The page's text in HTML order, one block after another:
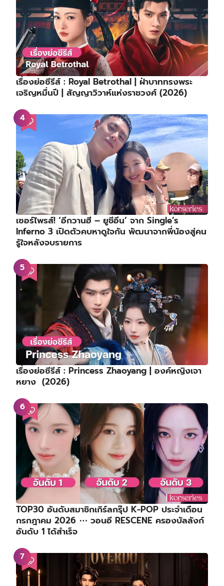
เรื่องย่อซีรีส์ : Royal Betrothal | ฝ่าบาททรงพระ
เจริญหมื่นปี | สัญญาวิวาห์แห่งราชวงศ์ (2026)
เซอร์ไพรส์! ‘อีกวานฮี – ยูชีอึน’ จาก Single’s
Inferno 3 เปิดตัวคบหาดูใจกัน พัฒนาจากพี่น้องสู่คน
รู้ใจหลังจบรายการ
เรื่องย่อซีรีส์ : Princess Zhaoyang | องค์หญิงเจา
หยาง (2026)
TOP30 อันดับสมาชิกเกิร์ลกรุ๊ป K-POP ประจำเดือน
กรกฎาคม 2026 ⋯ วอนอี RESCENE ครองบัลลังก์
อันดับ 1 ได้สำเร็จ